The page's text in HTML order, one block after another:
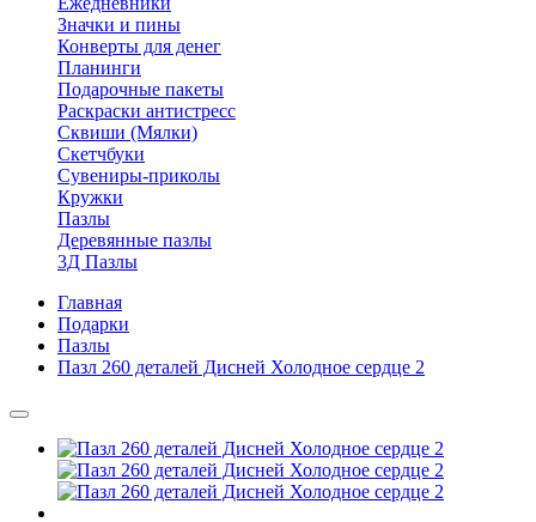
Значки и пины
Конверты для денег
Планинги
Подарочные пакеты
Раскраски антистресс
Сквиши (Мялки)
Скетчбуки
Сувениры-приколы
Кружки
Пазлы
Деревянные пазлы
3Д Пазлы
Главная
Подарки
Пазлы
Пазл 260 деталей Дисней Холодное сердце 2